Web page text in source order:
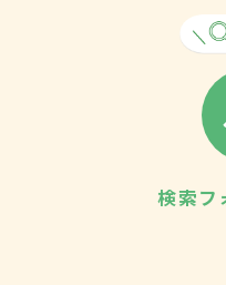
検索フ